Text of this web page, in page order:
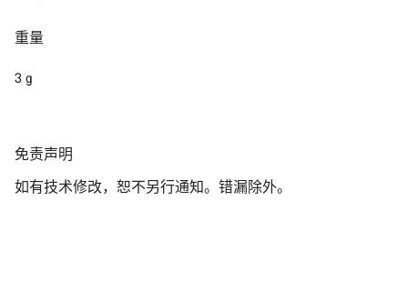
重量
3 g
免
声
免责声明
如有技术修改，恕不另行通知。错漏除外。